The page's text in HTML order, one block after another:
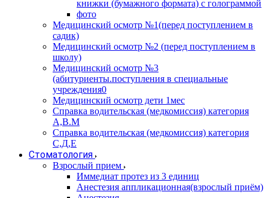
книжки (бумажного формата) с голограммой
фото
Медицинский осмотр №1(перед поступлением в
садик)
Медицинский осмотр №2 (перед поступлением в
школу)
Медицинский осмотр №3
(абитуриенты.поступления в специальные
учреждения0
Медицинский осмотр дети 1мес
Справка водительская (медкомиссия) категория
А,В.М
Справка водительская (медкомиссия) категория
С,Д,Е
Стоматология
Взрослый прием
Иммедиат протез из 3 единиц
Анестезия аппликационная(взрослый приём)